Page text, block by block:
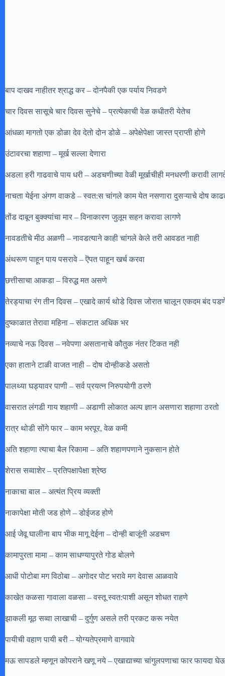
बाप दाखव नाहीतर श्राद्ध कर – दोनपैकी एक पर्याय निवडणे
चार दिवस सासूचे चार दिवस सुनेचे – प्रत्येकाची वेळ कधीतरी येतेच
आंधळा मागतो एक डोळा देव देतो दोन डोळे – अपेक्षेपेक्षा जास्त प्राप्ती होणे
उंटावरचा शहाणा – मूर्ख सल्ला देणारा
अडला हरी गाढवाचे पाय धरी – अडचणीच्या वेळी मूर्खाचीही मनधरणी करावी
नाचता येईना अंगण वाकडे – स्वत:स चांगले काम येत नसणारा दुसऱ्याचे दोष
तोंड दाबून बुक्क्यांचा मार – विनाकारण जुलूम सहन करावा लागणे
नावडतीचे मीठ अळणी – नावडत्याने काही चांगले केले तरी आवडत नाही
अंथरूण पाहून पाय पसरावे – ऎपत पाहून खर्च करवा
छत्तीसाचा आकडा – विरुद्ध मत असणे
तेरड्याचा रंग तीन दिवस – एखादे कार्य थोडे दिवस जोरात चालून एकदम बंद
दुष्काळात तेरावा महिना – संकटात अधिक भर
नव्याचे नऊ दिवस – नवेपणा असतानाचे कौतुक नंतर टिकत नही
एका हाताने टाळी वाजत नाही – दोष दोन्हीकडे असतो
पालथ्या घड्यावर पाणी – सर्व प्रयत्न निरुपयोगी ठरणे
वासरात लंगडी गाय शहाणी – अडाणी लोकात अल्प ज्ञान असणारा शहाणा ठरतो
रात्र थोडी सोंगे फार – काम भरपूर, वेळ कमी
अति शहाणा त्याचा बैल रिकामा – अति शहाणपणाने नुकसान होते
शेरास सव्वाशेर – प्रतिपक्षापेक्षा श्रेष्ठ
नाकाचा बाल – अत्यंत प्रिय व्यक्ती
नाकापेक्षा मोती जड होणे – डोईजड होणे
आई जेवू घालीना बाप भीक मागू देईना – दोन्ही बाजूंनी अडचण
कामापुरता मामा – काम साधण्यापुरते गोड बोलणे
आधी पोटोबा मग विठोबा – अगोदर पोट भरावे मग देवास आळवावे
काखेत कळसा गावाला वळसा – वस्तू स्वत:पाशी असून शोधत राहणे
झाकली मूठ सव्वा लाखाची – दुर्गुण असले तरी प्रकट करू नयेत
पायीची वहाण पायी बरी – योग्यतेप्रमाणे वागवावे
मऊ सापडले म्हणून कोपराने खणू नये – एखाद्याच्या चांगुलपणाचा फार फायदा